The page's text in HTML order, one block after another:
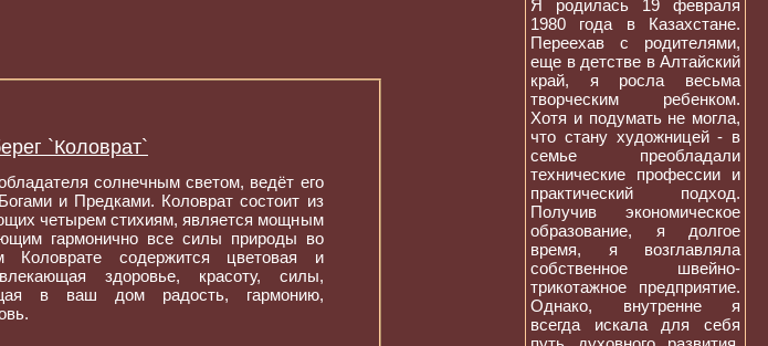
`Коловрат`
солнечным светом, ведёт его
и Предками. Коловрат состоит из
четырем стихиям, является мощным
гармонично все силы природы во
содержится цветовая и
здоровье, красоту, силы,
в ваш дом радость, гармонию,
Я родилась 19 февраля
1980 года в Казахстане.
Переехав с родителями,
еще в детстве в Алтайский
край, я росла весьма
творческим ребенком.
Хотя и подумать не могла,
что стану художницей - в
семье преобладали
технические профессии и
практический подход.
Получив экономическое
образование, я долгое
время, я возглавляла
собственное швейно-
трикотажное предприятие.
Однако, внутренне я
всегда искала для себя